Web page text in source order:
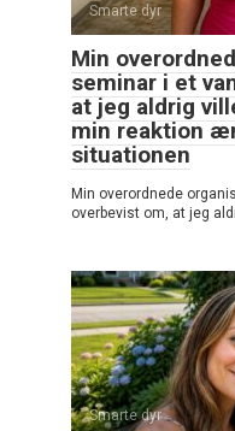
Smarte dyr
Min
seminar i et
at jeg aldrig
min reaktion
situationen
Min overordnede
overbevist om, at jeg
Smarte dyr